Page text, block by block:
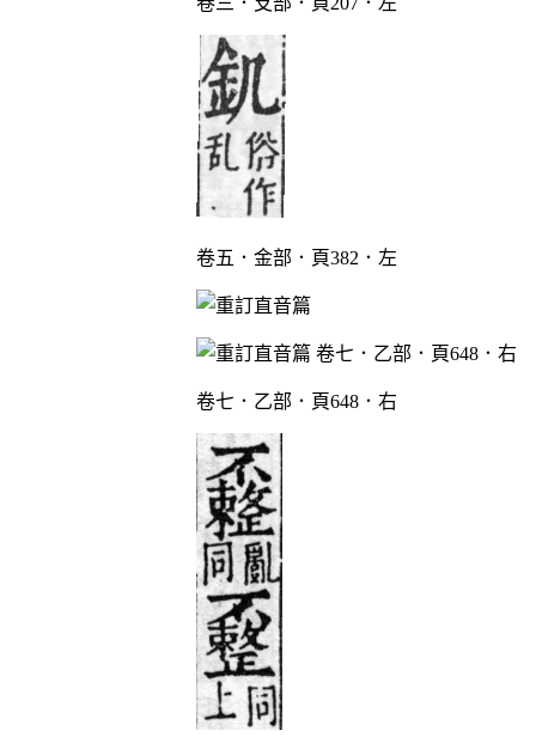
卷五．金部．頁382．左
卷七．乙部．頁648．右